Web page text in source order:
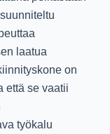
laatua
on
että se vaatii
työkalu